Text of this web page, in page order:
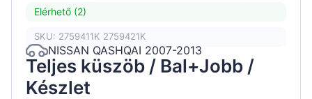
Elérhető (2)
SKU: 2759411K 2759421K
NISSAN QASHQAI 2007-2013
Teljes küszöb / Bal+Jobb /
Készlet